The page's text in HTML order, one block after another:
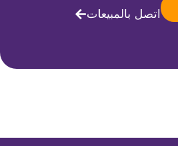
اتصل بالمبيعات